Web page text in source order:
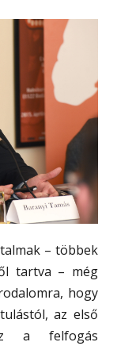
– többek
tartva – még
hogy
az első
a felfogás